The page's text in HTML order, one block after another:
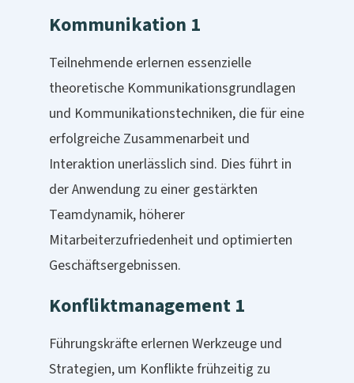
Kommunikation 1
Teilnehmende erlernen essenzielle
theoretische Kommunikationsgrundlagen
und Kommunikationstechniken, die für eine
erfolgreiche Zusammenarbeit und
Interaktion unerlässlich sind. Dies führt in
der Anwendung zu einer gestärkten
Teamdynamik, höherer
Mitarbeiterzufriedenheit und optimierten
Geschäftsergebnissen.
Konfliktmanagement 1
Führungskräfte erlernen Werkzeuge und
Strategien, um Konflikte frühzeitig zu